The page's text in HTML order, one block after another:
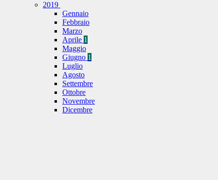
2019
Gennaio
Febbraio
Marzo
Aprile 1
Maggio
Giugno 1
Luglio
Agosto
Settembre
Ottobre
Novembre
Dicembre